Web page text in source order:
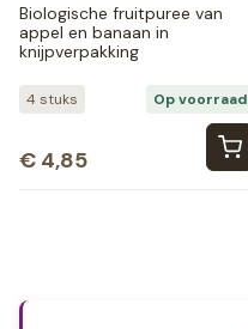
Biologische fruitpuree van
appel en banaan in
knijpverpakking
4 stuks Op voorraad
€ 4,85